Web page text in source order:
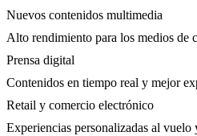
Nuevos contenidos multimedia
Alto rendimiento para los medios de
Prensa digital
Contenidos en tiempo real y mejor
Retail y comercio electrónico
Experiencias personalizadas al vuelo